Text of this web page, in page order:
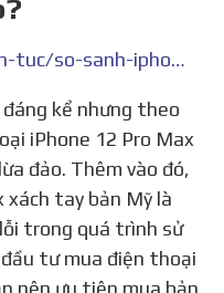
https://websosanh.vn/tin-tuc/so-sanh-iphone-12-pro-max-xach-tay-my-c4-2021073009200402.htm
iPhone 12 Pro Max
đảo. Thêm vào đó,
xách tay bản Mỹ là
trong quá trình sử
tư mua điện thoại
nên ưu tiên mua bản